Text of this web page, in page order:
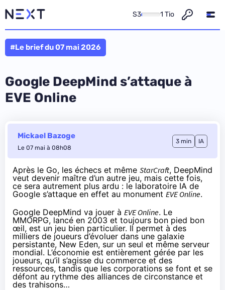
S3 1 Tio
#Le brief du 07 mai 2026
Google DeepMind s’attaque à
EVE Online
Mickael Bazoge
Le 07 mai à 08h08
3 min IA
Après le Go, les échecs et même StarCraft, DeepMind
veut devenir maître d’un autre jeu, mais cette fois,
ce sera autrement plus ardu : le laboratoire IA de
Google s’attaque en effet au monument EVE Online.
Google DeepMind va jouer à EVE Online. Le
MMORPG, lancé en 2003 et toujours bon pied bon
œil, est un jeu bien particulier. Il permet à des
milliers de joueurs d’évoluer dans une galaxie
persistante, New Eden, sur un seul et même serveur
mondial. L’économie est entièrement gérée par les
joueurs, qu’il s’agisse du commerce et des
ressources, tandis que les corporations se font et se
défont au rythme des alliances de circonstance et
des trahisons…